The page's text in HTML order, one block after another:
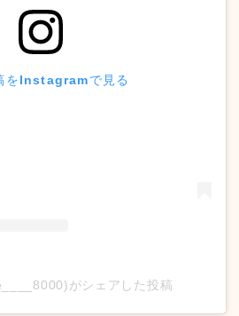
をInstagramで見る
がシェアした投稿